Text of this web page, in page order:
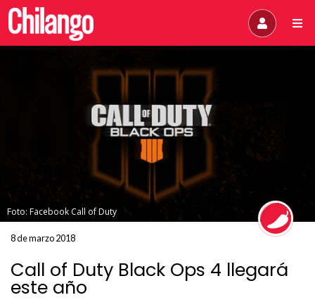
Foto: Facebook Call of Duty
8 de marzo 2018
Call of Duty Black Ops 4 llegará
este año